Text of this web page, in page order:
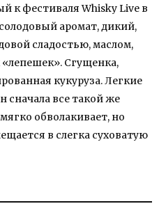
к фестиваля Whisky Live в
аромат, дикий,
сладостью, маслом,
Сгущенка,
кукуруза. Легкие
сначала все такой же
обволакивает, но
в слегка суховатую